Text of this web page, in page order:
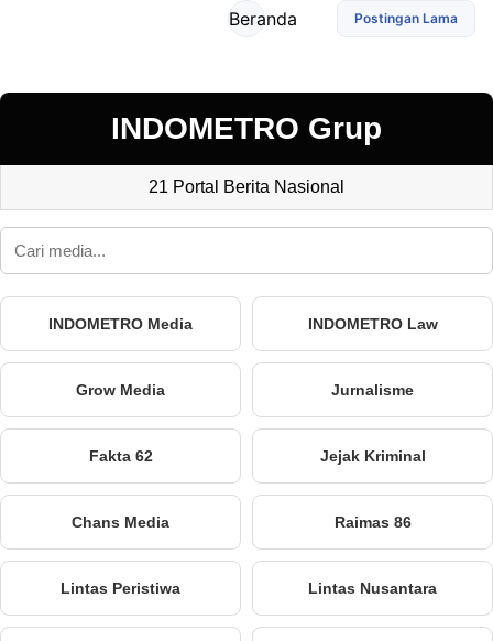
Postingan Lama
Beranda
INDOMETRO Grup
21 Portal Berita Nasional
INDOMETRO Media INDOMETRO Law
Grow Media Jurnalisme
Fakta 62 Jejak Kriminal
Chans Media Raimas 86
Lintas Peristiwa Lintas Nusantara